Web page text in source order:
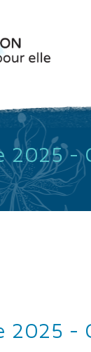
2025 -
2025 -